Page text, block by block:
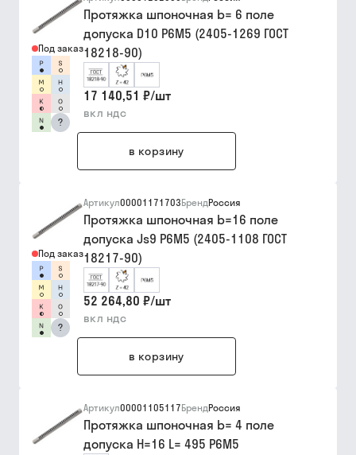
Под заказ
?
Протяжка шпоночная b= 6 поле
допуска D10 Р6М5 (2405-1269 ГОСТ
18218-90)
17 140,51 ₽/шт
вкл ндс
в корзину
Под заказ
?
Артикул00001171703БрендРоссия
Протяжка шпоночная b=16 поле
допуска Js9 Р6М5 (2405-1108 ГОСТ
18217-90)
52 264,80 ₽/шт
вкл ндс
в корзину
Артикул00001105117БрендРоссия
Протяжка шпоночная b= 4 поле
допуска Н=16 L= 495 Р6М5